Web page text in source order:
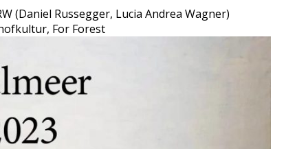
(Daniel Russegger, Lucia Andrea Wagner)
For Forest